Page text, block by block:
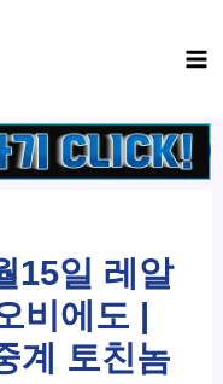
15일 레알
비에도 |
계 토친놈